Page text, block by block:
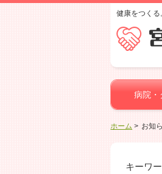
健康をつくる
病院・
ホーム お知
キーワ